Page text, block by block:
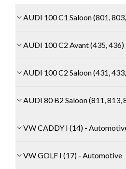
AUDI 100 C1 Saloon (801,
AUDI 100 C2 Avant (435,
AUDI 100 C2 Saloon (431,
AUDI 80 B2 Saloon (811,
VW CADDY I (14) -
VW GOLF I (17) - Automotive